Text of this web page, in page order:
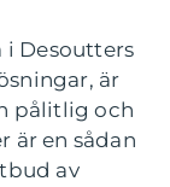
i Desoutters
är
pålitlig och
är en sådan
av